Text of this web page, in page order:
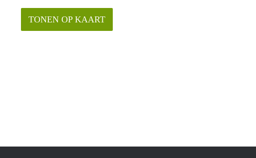
TONEN OP KAART